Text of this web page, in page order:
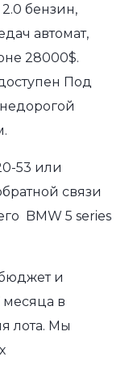
бензин,
автомат,
28000$.
Под
53 или
связи
BMW 5 series
и
месяца в
лота. Мы